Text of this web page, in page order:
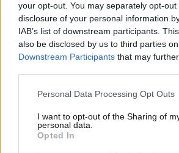
your opt-out. You may separately opt-
disclosure of your personal information
IAB’s list of downstream participants.
also be disclosed by us to third parties
Downstream Participants that may
Personal Data Processing Opt Outs
I want to opt-out of the Sharing of
personal data.
Opted In
Sorpreso a
velocità di oltre
ecco perché
non ha subito
condanna
Sulla A40, in Francia un